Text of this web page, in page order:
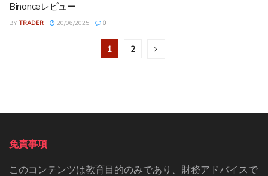
Binanceレビュー
BY TRADER 20/06/2025 0
1 2
免責事項
このコンテンツは教育目的のみであり、財務アドバイスで